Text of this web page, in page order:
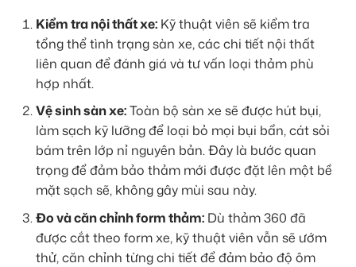
Kiểm tra nội thất xe:Kỹ thuật viên sẽ kiểm tra
tổng thể tình trạng sàn xe, các chi tiết nội thất
liên quan để đánh giá và tư vấn loại thảm phù
hợp nhất.
Vệ sinh sàn xe:Toàn bộ sàn xe sẽ được hút bụi,
làm sạch kỹ lưỡng để loại bỏ mọi bụi bẩn, cát sỏi
bám trên lớp nỉ nguyên bản. Đây là bước quan
trọng để đảm bảo thảm mới được đặt lên một bề
mặt sạch sẽ, không gây mùi sau này.
Đo và căn chỉnh form thảm:Dù thảm 360 đã
được cắt theo form xe, kỹ thuật viên vẫn sẽ ướm
thử, căn chỉnh từng chi tiết để đảm bảo độ ôm